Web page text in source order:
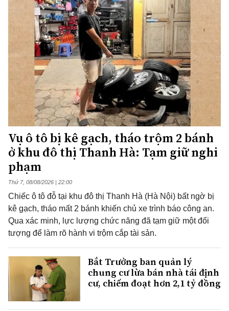
Vụ ô tô bị kê gạch, tháo trộm 2 bánh
ở khu đô thị Thanh Hà: Tạm giữ nghi
phạm
Thứ 7, 08/08/2026 | 22:00
Chiếc ô tô đỗ tại khu đô thị Thanh Hà (Hà Nội) bất ngờ bị
kê gạch, tháo mất 2 bánh khiến chủ xe trình báo công an.
Qua xác minh, lực lượng chức năng đã tạm giữ một đối
tượng để làm rõ hành vi trộm cắp tài sản.
Bắt Trưởng ban quản lý
chung cư lừa bán nhà tái định
cư, chiếm đoạt hơn 2,1 tỷ đồng